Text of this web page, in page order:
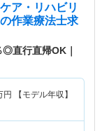
ア・リハビリ
の作業療法士求
◎直行直帰OK｜
円 【モデル年収】